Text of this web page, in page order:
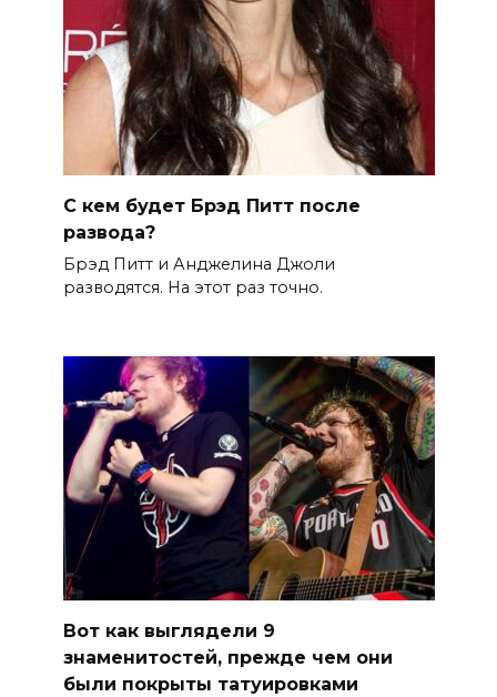
С кем будет Брэд Питт после
развода?
Брэд Питт и Анджелина Джоли
разводятся. На этот раз точно.
Вот как выглядели 9
знаменитостей, прежде чем они
были покрыты татуировками